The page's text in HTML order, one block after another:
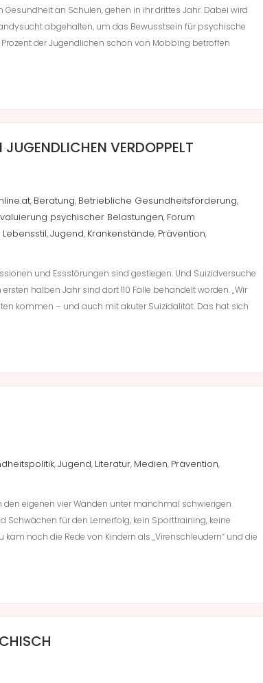
Gesundheit an Schulen, gehen in ihr drittes Jahr. Dabei wird
abgehalten, um das Bewusstsein für psychische
der Jugendlichen schon von Mobbing betroffen
VERDOPPELT
, Beratung, Betriebliche Gesundheitsförderung,
psychischer Belastungen, Forum
,Jugend, Krankenstände, Prävention,
und Essstörungen sind gestiegen. Und Suizidversuche
halben Jahr sind dort 110 Fälle behandelt worden. „Wir
kommen – und auch mit akuter Suizidalität. Das hat sich
,Jugend, Literatur, Medien, Prävention,
eigenen vier Wänden unter manchmal schwierigen
für den Lernerfolg, kein Sporttraining, keine
noch die Rede von Kindern als „Virenschleudern“ und die